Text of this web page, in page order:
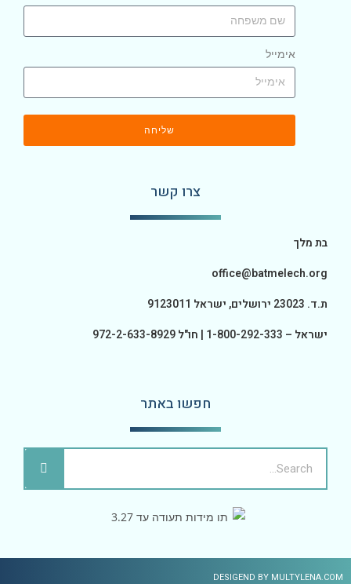
אימייל
שליחה
צרו קשר
בת מלך
office@batmelech.org
ת.ד. 23023 ירושלים, ישראל 9123011
ישראל – 1-800-292-333 | חו"ל 972-2-633-8929
חפשו באתר
DESIGEND BY MULTYLENA.COM